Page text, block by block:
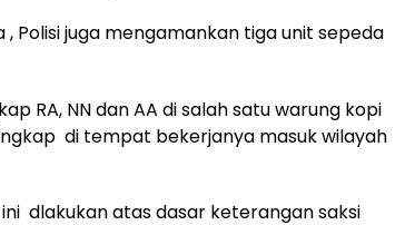
Polisi juga mengamankan tiga unit sepeda
RA, NN dan AA di salah satu warung kopi
di tempat bekerjanya masuk wilayah
dlakukan atas dasar keterangan saksi